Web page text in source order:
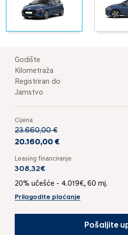
Godište
Kilometraža
Registriran do
Jamstvo
Cijena
23.660,00 €
20.160,00 €
Leasing financiranje
308,32€
20% učešće - 4.019€, 60 mj.
Prilagodite plaćanje
Pošaljite